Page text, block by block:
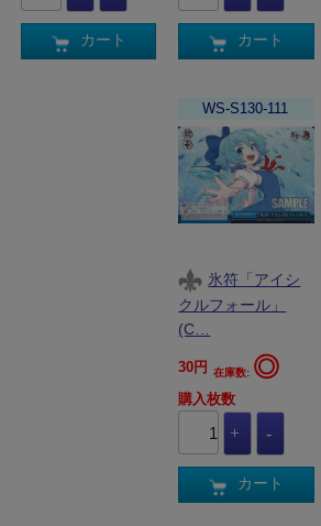
カート カート
WS-S130-111
氷符「アイシ
クルフォール」
(C…
30円 在庫数: ◎
購入枚数
カート